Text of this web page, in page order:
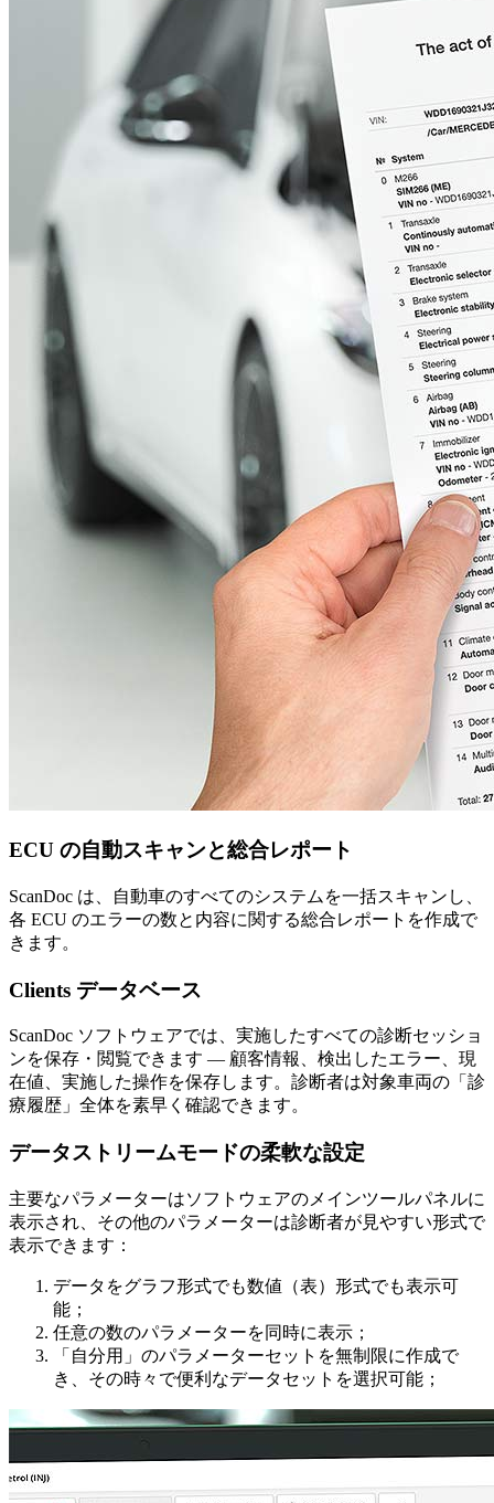
ECU の自動スキャンと総合レポート
ScanDoc は、自動車のすべてのシステムを一括スキャンし、
各 ECU のエラーの数と内容に関する総合レポートを作成で
きます。
Clients データベース
ScanDoc ソフトウェアでは、実施したすべての診断セッショ
ンを保存・閲覧できます — 顧客情報、検出したエラー、現
在値、実施した操作を保存します。診断者は対象車両の「診
療履歴」全体を素早く確認できます。
データストリームモードの柔軟な設定
主要なパラメーターはソフトウェアのメインツールパネルに
表示され、その他のパラメーターは診断者が見やすい形式で
表示できます：
データをグラフ形式でも数値（表）形式でも表示可
能；
任意の数のパラメーターを同時に表示；
「自分用」のパラメーターセットを無制限に作成で
き、その時々で便利なデータセットを選択可能；